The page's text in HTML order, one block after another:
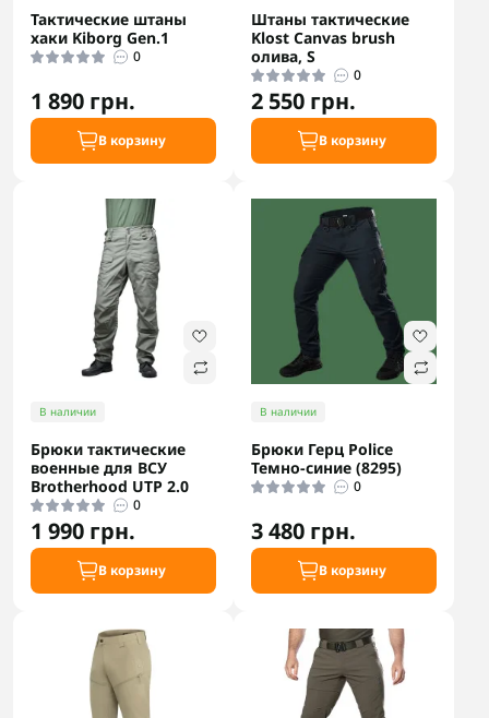
Тактические штаны
хаки Kiborg Gen.1
0
1 890 грн.
В корзину
Штаны тактические
Klost Canvas brush
олива, S
0
2 550 грн.
В корзину
В наличии
Брюки тактические
военные для ВСУ
Brotherhood UTP 2.0
0
1 990 грн.
В корзину
В наличии
Брюки Герц Police
Темно-синие (8295)
0
3 480 грн.
В корзину